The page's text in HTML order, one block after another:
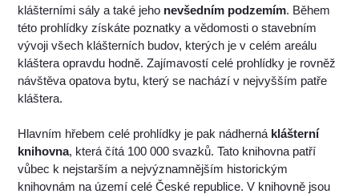
klášterními sály a také jeho nevšedním podzemím. Během
této prohlídky získáte poznatky a vědomosti o stavebním
vývoji všech klášterních budov, kterých je v celém areálu
kláštera opravdu hodně. Zajímavostí celé prohlídky je rovněž
návštěva opatova bytu, který se nachází v nejvyšším patře
kláštera.
Hlavním hřebem celé prohlídky je pak nádherná klášterní
knihovna, která čítá 100 000 svazků. Tato knihovna patří
vůbec k nejstarším a nejvýznamnějším historickým
knihovnám na území celé České republice. V knihovně jsou